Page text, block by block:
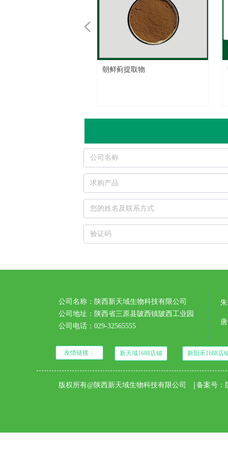
朝鲜蓟提取物
넳
公司名称：陕西新天域生物科技有限公司
公司地址：陕西省三原县陂西镇陂西工业园
公司电话：029-32565555
版权所有@陕西新天域生物科技有限公司 | 备案号：
新阳禾1688店
友情链接： 新天域1688店铺